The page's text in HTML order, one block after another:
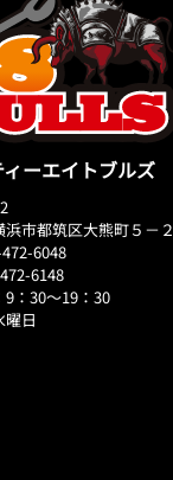
ーエイトブルズ
市都筑区大熊町５－２
6048
6148
9：30～19：30
曜日